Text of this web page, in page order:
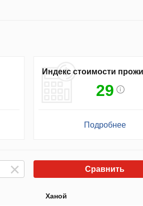
Индекс стоимости
29
Подробнее
Сравнить
Ханой